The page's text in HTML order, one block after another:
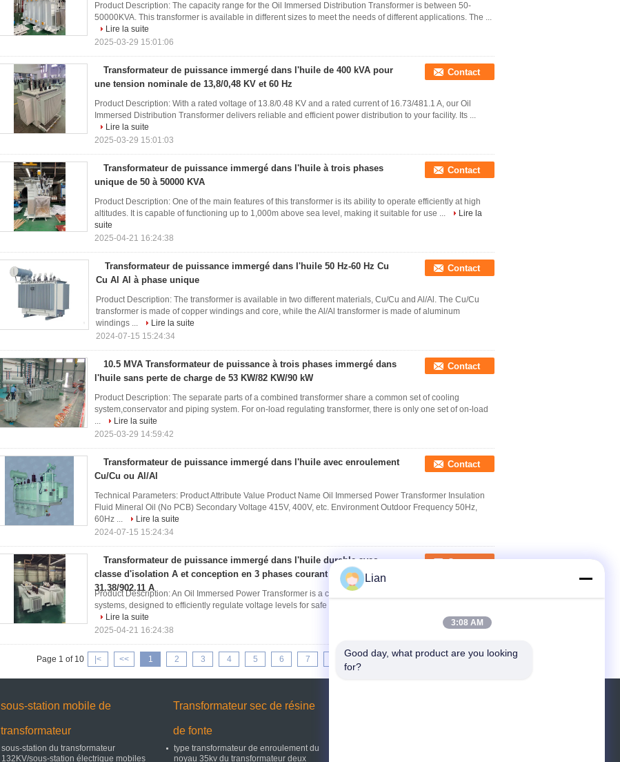
Product Description: The capacity range for the Oil Immersed Distribution Transformer is between 50-
50000KVA. This transformer is available in different sizes to meet the needs of different applications. The ...
Lire la suite
2025-03-29 15:01:06
Transformateur de puissance immergé dans l'huile de 400 kVA pour
une tension nominale de 13,8/0,48 KV et 60 Hz
Contact
Product Description: With a rated voltage of 13.8/0.48 KV and a rated current of 16.73/481.1 A, our Oil
Immersed Distribution Transformer delivers reliable and efficient power distribution to your facility. Its ...
Lire la suite
2025-03-29 15:01:03
Transformateur de puissance immergé dans l'huile à trois phases
unique de 50 à 50000 KVA
Contact
Product Description: One of the main features of this transformer is its ability to operate efficiently at high
altitudes. It is capable of functioning up to 1,000m above sea level, making it suitable for use ...
Lire la
suite
2025-04-21 16:24:38
Transformateur de puissance immergé dans l'huile 50 Hz-60 Hz Cu
Cu Al Al à phase unique
Contact
Product Description: The transformer is available in two different materials, Cu/Cu and Al/Al. The Cu/Cu
transformer is made of copper windings and core, while the Al/Al transformer is made of aluminum
windings ...
Lire la suite
2024-07-15 15:24:34
10.5 MVA Transformateur de puissance à trois phases immergé dans
l'huile sans perte de charge de 53 KW/82 KW/90 kW
Contact
Product Description: The separate parts of a combined transformer share a common set of cooling
system,conservator and piping system. For on-load regulating transformer, there is only one set of on-load
...
Lire la suite
2025-03-29 14:59:42
Transformateur de puissance immergé dans l'huile avec enroulement
Cu/Cu ou Al/Al
Contact
Technical Parameters: Product Attribute Value Product Name Oil Immersed Power Transformer Insulation
Fluid Mineral Oil (No PCB) Secondary Voltage 415V, 400V, etc. Environment Outdoor Frequency 50Hz,
60Hz ...
Lire la suite
2024-07-15 15:24:34
Transformateur de puissance immergé dans l'huile durable avec
classe d'isolation A et conception en 3 phases courant nominal
31.38/902.11 A
Contact
Product Description: An Oil Immersed Power Transformer is a crucial component in electrical distribution
systems, designed to efficiently regulate voltage levels for safe and reliable power distribution. This ...
Lire la suite
2025-04-21 16:24:38
Page 1 of 10 |< << 1 2 3 4 5 6 7 9 10 >> >|
sous-station mobile de
transformateur
sous-station du transformateur
132KV/sous-station électrique mobiles
Transformateur sec de résine
de fonte
type transformateur de enroulement du
noyau 35kv du transformateur deux
Lian
3:08 AM
Good day, what product are you looking
for?